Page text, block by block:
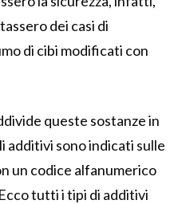
dei casi di
di cibi modificati con
queste sostanze in
additivi sono indicati sulle
un codice alfanumerico
tutti i tipi di additivi